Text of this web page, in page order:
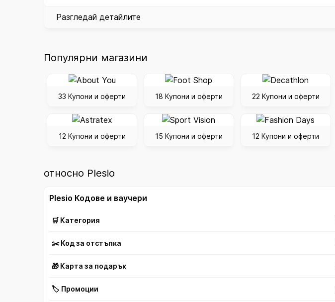
Разгледай детайлите
Популярни магазини
33 Купони и оферти 18 Купони и оферти 22 Купони и оферти
12 Купони и оферти 15 Купони и оферти 12 Купони и оферти
относно Plesio
Plesio Кодове и ваучери
🛒 Категория
✂️ Код за отстъпка
🎁 Карта за подарък
🏷️ Промоции